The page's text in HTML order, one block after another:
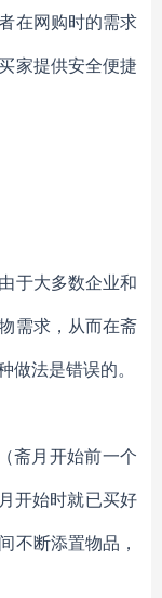
在网购时的需求
家提供安全便捷
于大多数企业和
需求，从而在斋
做法是错误的。
斋月开始前一个
开始时就已买好
不断添置物品，